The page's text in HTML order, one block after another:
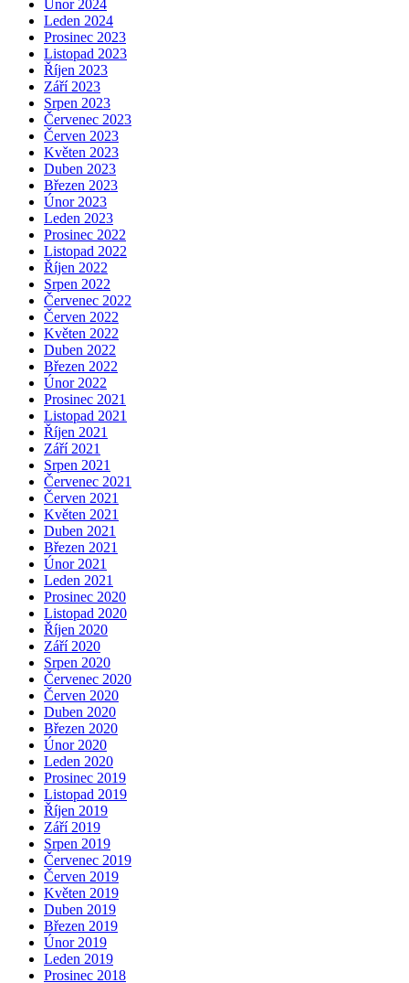
Únor 2024
Leden 2024
Prosinec 2023
Listopad 2023
Říjen 2023
Září 2023
Srpen 2023
Červenec 2023
Červen 2023
Květen 2023
Duben 2023
Březen 2023
Únor 2023
Leden 2023
Prosinec 2022
Listopad 2022
Říjen 2022
Srpen 2022
Červenec 2022
Červen 2022
Květen 2022
Duben 2022
Březen 2022
Únor 2022
Prosinec 2021
Listopad 2021
Říjen 2021
Září 2021
Srpen 2021
Červenec 2021
Červen 2021
Květen 2021
Duben 2021
Březen 2021
Únor 2021
Leden 2021
Prosinec 2020
Listopad 2020
Říjen 2020
Září 2020
Srpen 2020
Červenec 2020
Červen 2020
Duben 2020
Březen 2020
Únor 2020
Leden 2020
Prosinec 2019
Listopad 2019
Říjen 2019
Září 2019
Srpen 2019
Červenec 2019
Červen 2019
Květen 2019
Duben 2019
Březen 2019
Únor 2019
Leden 2019
Prosinec 2018